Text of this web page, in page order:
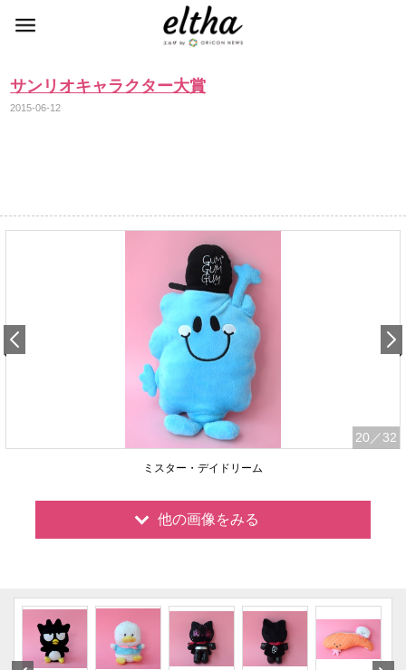
サンリオキャラクター大賞
2015-06-12
20 ／32
ミスター・デイドリーム
他の画像をみる